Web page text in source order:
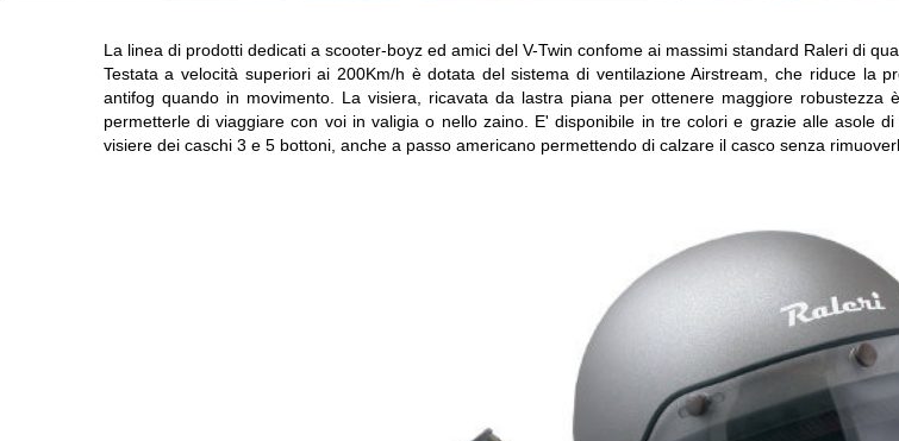
La linea di prodotti dedicati a scooter-boyz ed amici del V-Twin confome ai massimi standard Raleri di
Testata a velocità superiori ai 200Km/h è dotata del sistema di ventilazione Airstream, che riduce la
antifog quando in movimento. La visiera, ricavata da lastra piana per ottenere maggiore robustezza
permetterle di viaggiare con voi in valigia o nello zaino. E' disponibile in tre colori e grazie alle asole
visiere dei caschi 3 e 5 bottoni, anche a passo americano permettendo di calzare il casco senza